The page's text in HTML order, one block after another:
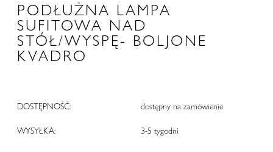
PODŁUŻNA LAMPA
SUFITOWA NAD
STÓŁ/WYSPĘ- BOLJONE
KVADRO
DOSTĘPNOŚĆ: dostępny na zamówienie
WYSYŁKA: 3-5 tygodni